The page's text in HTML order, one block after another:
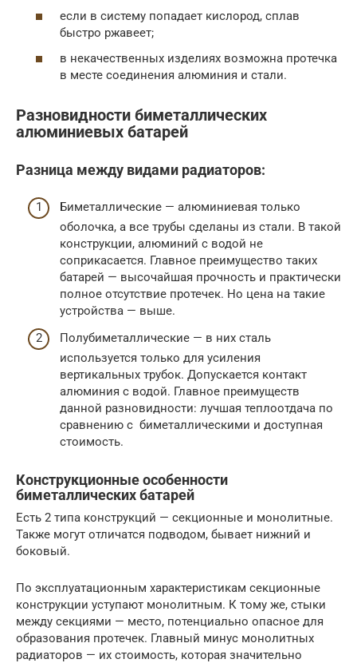
если в систему попадает кислород, сплав
быстро ржавеет;
в некачественных изделиях возможна протечка
в месте соединения алюминия и стали.
Разновидности биметаллических
алюминиевых батарей
Разница между видами радиаторов:
Биметаллические — алюминиевая только
оболочка, а все трубы сделаны из стали. В такой
конструкции, алюминий с водой не
соприкасается. Главное преимущество таких
батарей — высочайшая прочность и практически
полное отсутствие протечек. Но цена на такие
устройства — выше.
Полубиметаллические — в них сталь
используется только для усиления
вертикальных трубок. Допускается контакт
алюминия с водой. Главное преимуществ
данной разновидности: лучшая теплоотдача по
сравнению с биметаллическими и доступная
стоимость.
Конструкционные особенности
биметаллических батарей
Есть 2 типа конструкций — секционные и монолитные.
Также могут отличатся подводом, бывает нижний и
боковый.
По эксплуатационным характеристикам секционные
конструкции уступают монолитным. К тому же, стыки
между секциями — место, потенциально опасное для
образования протечек. Главный минус монолитных
радиаторов — их стоимость, которая значительно